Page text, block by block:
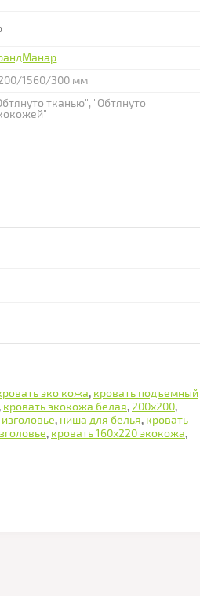
1560/300 мм
тканью", "Обтянуто
эко кожа, кровать подъемный
кровать экокожа белая,200х200,
, ниша для белья, кровать
, кровать 160х220 экокожа,